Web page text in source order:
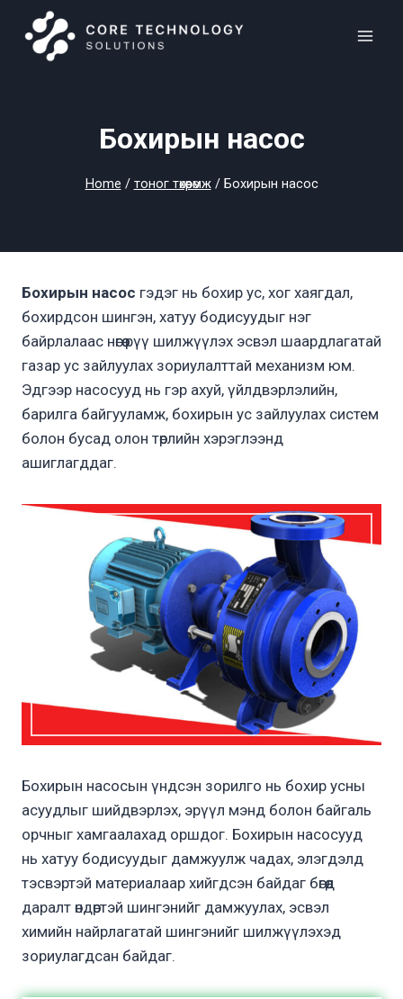
content
Бохирын насос
Home / тоног төхөөрөмж / Бохирын насос
Бохирын насос гэдэг нь бохир ус, хог хаягдал,
бохирдсон шингэн, хатуу бодисуудыг нэг
байрлалаас нөгөө рүү шилжүүлэх эсвэл шаардлагатай
газар ус зайлуулах зориулалттай механизм юм.
Эдгээр насосууд нь гэр ахуй, үйлдвэрлэлийн,
барилга байгууламж, бохирын ус зайлуулах систем
болон бусад олон төрлийн хэрэглээнд
ашиглагддаг.
Бохирын насосын үндсэн зорилго нь бохир усны
асуудлыг шийдвэрлэх, эрүүл мэнд болон байгаль
орчныг хамгаалахад оршдог. Бохирын насосууд
нь хатуу бодисуудыг дамжуулж чадах, элэгдэлд
тэсвэртэй материалаар хийгдсэн байдаг бөгөөд
даралт өндөртэй шингэнийг дамжуулах, эсвэл
химийн найрлагатай шингэнийг шилжүүлэхэд
зориулагдсан байдаг.